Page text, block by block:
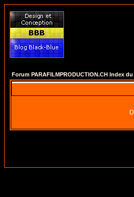
Forum PARAFILMPRODUCTION.CH Index